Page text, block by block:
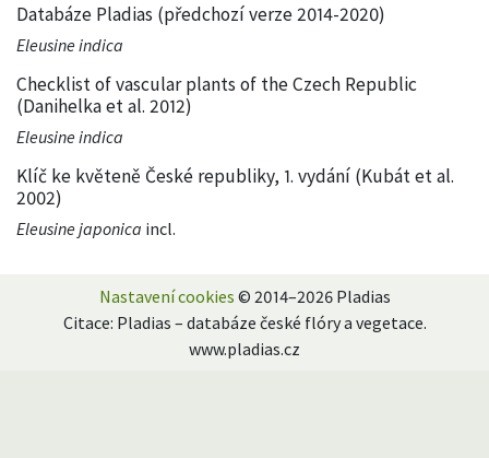
Databáze Pladias (předchozí verze 2014-2020)
Eleusine indica
Checklist of vascular plants of the Czech Republic
(Danihelka et al. 2012)
Eleusine indica
Klíč ke květeně České republiky, 1. vydání (Kubát et al.
2002)
Eleusine japonica incl.
Nastavení cookies © 2014–2026 Pladias
Citace: Pladias – databáze české flóry a vegetace.
www.pladias.cz